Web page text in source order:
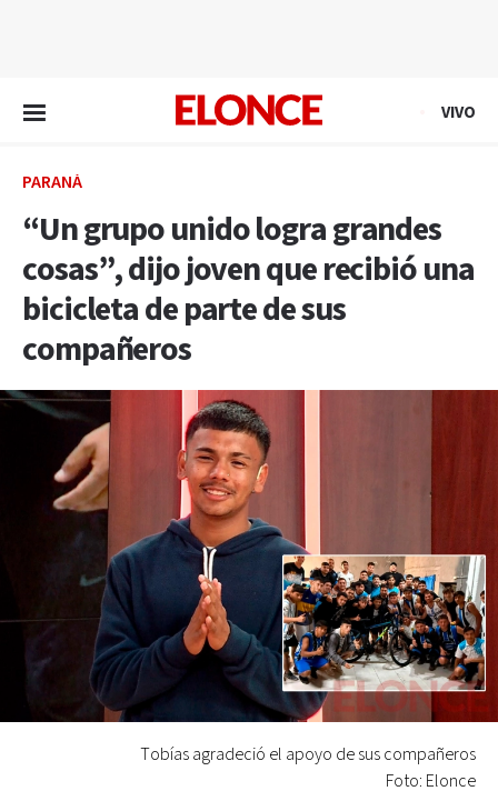
VIVO
PARANÁ
“Un grupo unido logra grandes
cosas”, dijo joven que recibió una
bicicleta de parte de sus
compañeros
Tobías agradeció el apoyo de sus compañeros
Foto: Elonce